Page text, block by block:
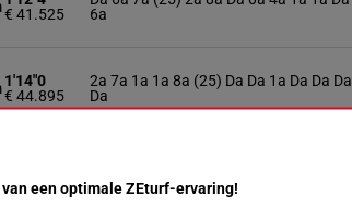
€ 41.525
6a
1'14"0
€ 44.895
2a 7a 1a 1a 8a (25) Da Da 1a Da Da Da
Da
een optimale ZEturf-ervaring!